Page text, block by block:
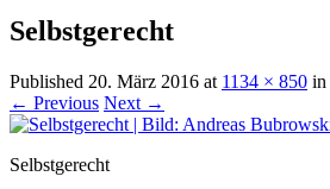
Selbstgerecht
Published 20. März 2016 at 1134 × 850 in
← Previous Next →
Selbstgerecht